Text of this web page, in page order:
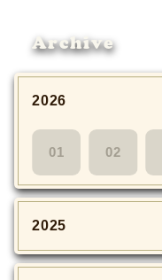
Archive
2026
01 02
2025